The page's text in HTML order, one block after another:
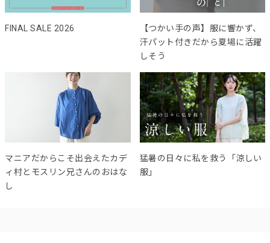
FINAL SALE 2026
【つかい手の声】服に響かず、
汗パット付きだから夏場に活躍
しそう
マニアだからこそ出会えたカデ
ィ村とモスリン兄さんのおはな
し
猛暑の日々に私を救う「涼しい
服」